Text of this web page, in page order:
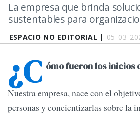
ESPACIO NO EDITORIAL | 05-03-
La empresa que brinda
sustentables para
¿C ómo fueron los inicios
Nuestra empresa, nace con el
personas y concientizarlas sobre la